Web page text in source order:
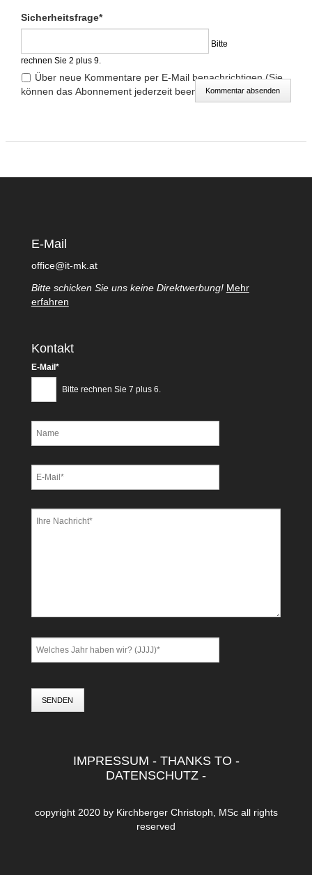
Pflichtfeld
Sicherheitsfrage*
Bitte
rechnen Sie 2 plus 9.
Über neue Kommentare per E-Mail benachrichtigen (Sie
können das Abonnement jederzeit beenden)Kommentar absenden
E-Mail
office@it-mk.at
Bitte schicken Sie uns keine Direktwerbung! Mehr
erfahren
Kontakt
Pflichtfeld
E-Mail *
Bitte rechnen Sie 7 plus 6.
SENDEN
IMPRESSUM - THANKS TO -
DATENSCHUTZ -
copyright 2020 by Kirchberger Christoph, MScall rights
reserved